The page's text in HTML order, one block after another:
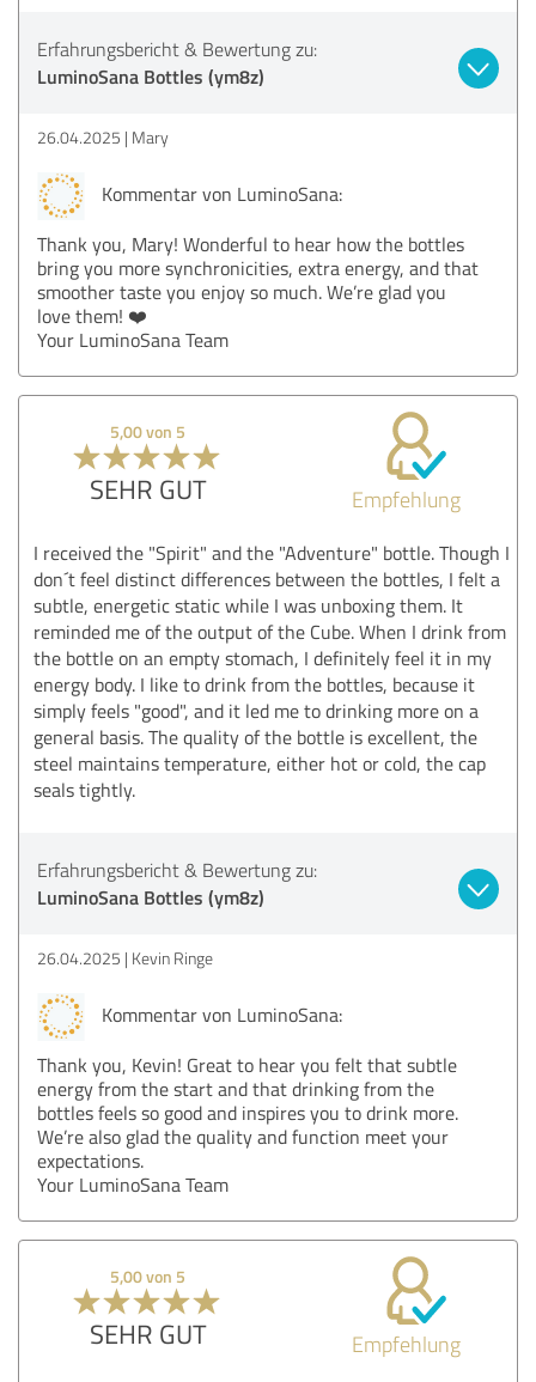
Erfahrungsbericht & Bewertung zu:
LuminoSana Bottles (ym8z)
26.04.2025 Mary
Kommentar von LuminoSana:
Thank you, Mary! Wonderful to hear how the bottles
bring you more synchronicities, extra energy, and that
smoother taste you enjoy so much. We’re glad you
love them! ❤️
Your LuminoSana Team
5,00 von 5
SEHR GUT Empfehlung
I received the "Spirit" and the "Adventure" bottle. Though I
don´t feel distinct differences between the bottles, I felt a
subtle, energetic static while I was unboxing them. It
reminded me of the output of the Cube. When I drink from
the bottle on an empty stomach, I definitely feel it in my
energy body. I like to drink from the bottles, because it
simply feels "good", and it led me to drinking more on a
general basis. The quality of the bottle is excellent, the
steel maintains temperature, either hot or cold, the cap
seals tightly.
Erfahrungsbericht & Bewertung zu:
LuminoSana Bottles (ym8z)
26.04.2025 Kevin Ringe
Kommentar von LuminoSana:
Thank you, Kevin! Great to hear you felt that subtle
energy from the start and that drinking from the
bottles feels so good and inspires you to drink more.
We’re also glad the quality and function meet your
expectations.
Your LuminoSana Team
5,00 von 5
SEHR GUT Empfehlung